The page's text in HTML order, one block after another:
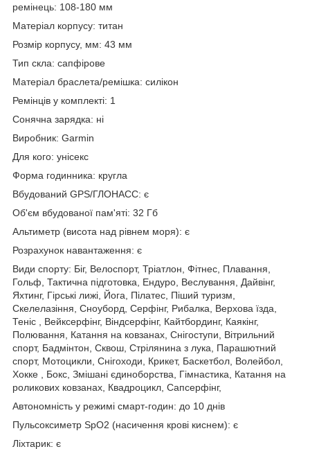
ремінець: 108-180 мм
Матеріал корпусу: титан
Розмір корпусу, мм: 43 мм
Тип скла: сапфірове
Матеріал браслета/ремішка: силікон
Ремінців у комплекті: 1
Сонячна зарядка: ні
Виробник: Garmin
Для кого: унісекс
Форма годинника: кругла
Вбудований GPS/ГЛОНАСС: є
Об'єм вбудованої пам'яті: 32 Гб
Альтиметр (висота над рівнем моря): є
Розрахунок навантаження: є
Види спорту: Біг, Велоспорт, Тріатлон, Фітнес, Плавання,
Гольф, Тактична підготовка, Ендуро, Веслування, Дайвінг,
Яхтинг, Гірські лижі, Йога, Пілатес, Піший туризм,
Скелелазіння, Сноуборд, Серфінг, Рибалка, Верхова їзда,
Теніс , Вейксерфінг, Віндсерфінг, Кайтбординг, Каякінг,
Полювання, Катання на ковзанах, Снігоступи, Вітрильний
спорт, Бадмінтон, Сквош, Стрілянина з лука, Парашютний
спорт, Мотоцикли, Снігоходи, Крикет, Баскетбол, Волейбол,
Хокке , Бокс, Змішані єдиноборства, Гімнастика, Катання на
роликових ковзанах, Квадроцикл, Сапсерфінг,
Автономність у режимі смарт-годин: до 10 днів
Пульсоксиметр SpO2 (насичення крові киснем): є
Ліхтарик: є